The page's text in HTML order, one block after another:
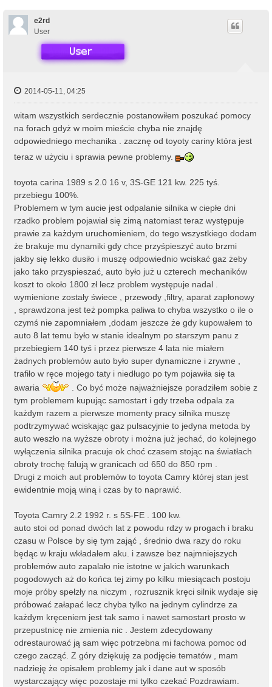
e2rd
User
2014-05-11, 04:25
witam wszystkich serdecznie postanowiłem poszukać pomocy
na forach gdyż w moim mieście chyba nie znajdę
odpowiedniego mechanika . zacznę od toyoty cariny która jest
teraz w użyciu i sprawia pewne problemy.
toyota carina 1989 s 2.0 16 v, 3S-GE 121 kw. 225 tyś.
przebiegu 100%.
Problemem w tym aucie jest odpalanie silnika w ciepłe dni
rzadko problem pojawiał się zimą natomiast teraz występuje
prawie za każdym uruchomieniem, do tego wszystkiego dodam
że brakuje mu dynamiki gdy chce przyśpieszyć auto brzmi
jakby się lekko dusiło i muszę odpowiednio wciskać gaz żeby
jako tako przyspieszać, auto było już u czterech mechaników
koszt to około 1800 zł lecz problem występuje nadal .
wymienione zostały świece , przewody ,filtry, aparat zapłonowy
, sprawdzona jest też pompka paliwa to chyba wszystko o ile o
czymś nie zapomniałem ,dodam jeszcze że gdy kupowałem to
auto 8 lat temu było w stanie idealnym po starszym panu z
przebiegiem 140 tyś i przez pierwsze 4 lata nie miałem
żadnych problemów auto było super dynamiczne i zrywne ,
trafiło w ręce mojego taty i niedługo po tym pojawiła się ta
awaria
. Co być może najważniejsze poradziłem sobie z
tym problemem kupując samostart i gdy trzeba odpala za
każdym razem a pierwsze momenty pracy silnika muszę
podtrzymywać wciskając gaz pulsacyjnie to jedyna metoda by
auto weszło na wyższe obroty i można już jechać, do kolejnego
wyłączenia silnika pracuje ok choć czasem stojąc na światłach
obroty trochę falują w granicach od 650 do 850 rpm .
Drugi z moich aut problemów to toyota Camry której stan jest
ewidentnie moją winą i czas by to naprawić.
Toyota Camry 2.2 1992 r. s 5S-FE . 100 kw.
auto stoi od ponad dwóch lat z powodu rdzy w progach i braku
czasu w Polsce by się tym zająć , średnio dwa razy do roku
będąc w kraju wkładałem aku. i zawsze bez najmniejszych
problemów auto zapalało nie istotne w jakich warunkach
pogodowych aż do końca tej zimy po kilku miesiącach postoju
moje próby spełzły na niczym , rozrusznik kręci silnik wydaje się
próbować załapać lecz chyba tylko na jednym cylindrze za
każdym kręceniem jest tak samo i nawet samostart prosto w
przepustnicę nie zmienia nic . Jestem zdecydowany
odrestaurować ją sam więc potrzebna mi fachowa pomoc od
czego zacząć. Z góry dziękuję za podjęcie tematów , mam
nadzieję że opisałem problemy jak i dane aut w sposób
wystarczający więc pozostaje mi tylko czekać Pozdrawiam.